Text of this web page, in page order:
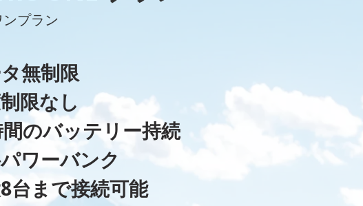
プラン
無制限
限なし
のバッテリー持続
ワーバンク
台まで接続可能